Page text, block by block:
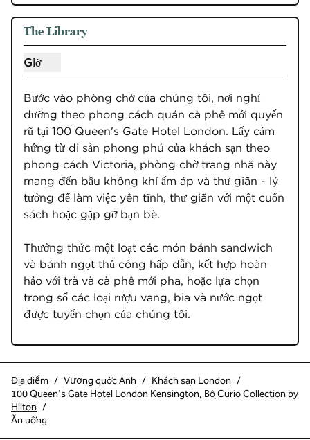
1/2
1/2hình ảnh trước hình
The Library
Giờ
Hiển thị giờ cho Thư viện
Bước vào phòng chờ của chúng tôi, nơi nghỉ
dưỡng theo phong cách quán cà phê mới quyến
rũ tại 100 Queen's Gate Hotel London. Lấy cảm
hứng từ di sản phong phú của khách sạn theo
phong cách Victoria, phòng chờ trang nhã này
mang đến bầu không khí ấm áp và thư giãn - lý
tưởng để làm việc yên tĩnh, thư giãn với một cuốn
sách hoặc gặp gỡ bạn bè.
Thưởng thức một loạt các món bánh sandwich
và bánh ngọt thủ công hấp dẫn, kết hợp hoàn
hảo với trà và cà phê mới pha, hoặc lựa chọn
trong số các loại rượu vang, bia và nước ngọt
được tuyển chọn của chúng tôi.
Địa điểm / Vương quốc Anh / Khách sạn London /
100 Queen's Gate Hotel London Kensington, Bộ Curio Collection by
Hilton /
Ăn uống